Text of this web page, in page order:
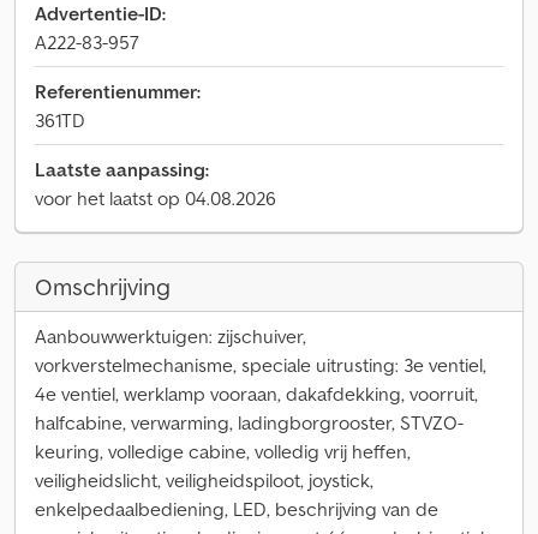
Advertentie-ID:
A222-83-957
Referentienummer:
361TD
Laatste aanpassing:
voor het laatst op 04.08.2026
Omschrijving
Aanbouwwerktuigen: zijschuiver,
vorkverstelmechanisme, speciale uitrusting: 3e ventiel,
4e ventiel, werklamp vooraan, dakafdekking, voorruit,
halfcabine, verwarming, ladingborgrooster, STVZO-
keuring, volledige cabine, volledig vrij heffen,
veiligheidslicht, veiligheidspiloot, joystick,
enkelpedaalbediening, LED, beschrijving van de